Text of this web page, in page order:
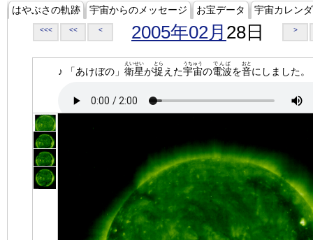
はやぶさの軌跡 宇宙からのメッセージ お宝データ 宇宙カレン
<<< << < 2005年02月 28日 >
♪ 「あけぼの」 衛星
えいせい
が捉
とら
えた宇宙
うちゅう
の電波
でんぱ
を音
おと
にしました。